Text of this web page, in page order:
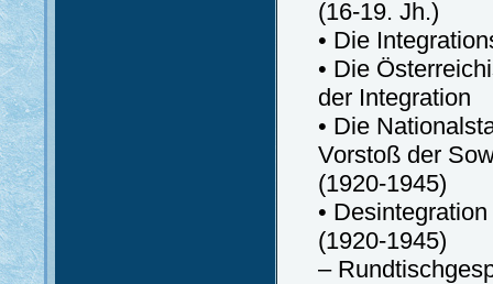
(16-19. Jh.)
• Die
• Die
der Integration
• Die
Vorstoß der
(1920-1945)
•
(1920-1945)
–